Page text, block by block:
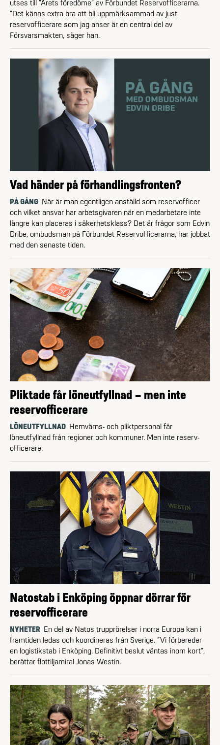
utses till ”Årets föredöme” av Förbundet Reservofficerarna.
”Det känns extra bra att bli uppmärksammad av just
reservofficerare som jag anser är en central del av
Försvarsmakten, säger han.
Vad händer på förhandlingsfronten?
PÅ GÅNG När är man egentligen anställd som reservofficer
och vilket ansvar har arbetsgivaren när en medarbetare inte
längre kan placeras i säkerhetsklass? Det är frågor som Edvin
Dribe, ombudsman på Förbundet Reserv­officerarna, har jobbat
med den senaste tiden.
Pliktade får löneutfyllnad – men inte
reservofficerare
LÖNEUTFYLLNAD Hemvärns- och plikt­personal får
löneutfyllnad från regioner och kommuner. Men inte reserv­
officerare.
Natostab i Enköping öppnar dörrar för
reservofficerare
NYHETER En del av Natos trupprörelser i norra Europa kan i
framtiden ledas och koordineras från Sverige. ”Vi förbereder
en logistikstab i Enköping. Definitivt beslut väntas inom kort”,
berättar flottiljamiral Jonas Westin.